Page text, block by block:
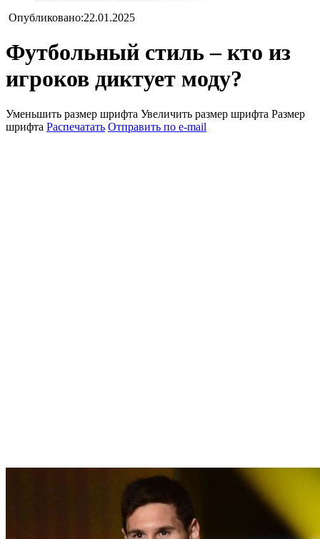
Опубликовано:22.01.2025
Футбольный стиль – кто из
игроков диктует моду?
Уменьшить размер шрифта Увеличить размер шрифта Размер
шрифта Распечатать Отправить по e-mail